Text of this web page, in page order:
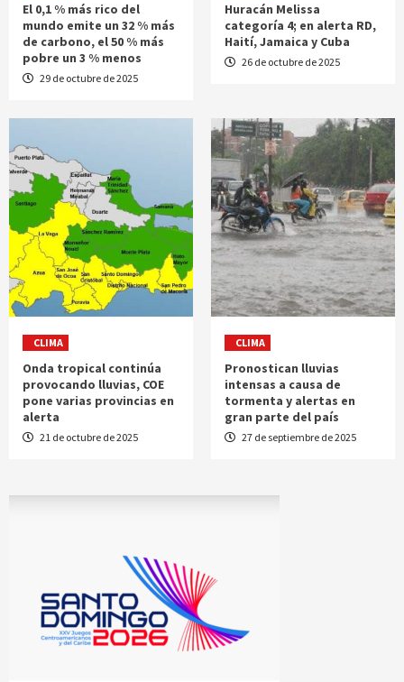
El 0,1 % más rico del
mundo emite un 32 % más
de carbono, el 50 % más
pobre un 3 % menos
29 de octubre de 2025
Huracán Melissa
categoría 4; en alerta RD,
Haití, Jamaica y Cuba
26 de octubre de 2025
CLIMA
Onda tropical continúa
provocando lluvias, COE
pone varias provincias en
alerta
21 de octubre de 2025
CLIMA
Pronostican lluvias
intensas a causa de
tormenta y alertas en
gran parte del país
27 de septiembre de 2025